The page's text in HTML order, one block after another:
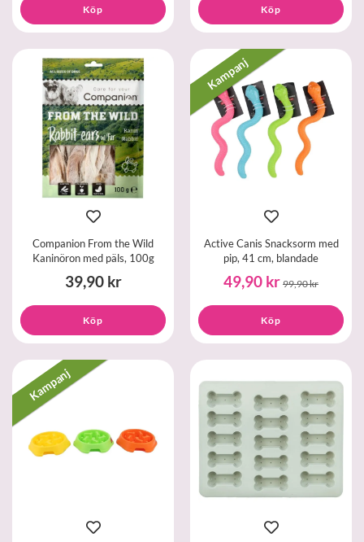
Köp Köp
Companion From the Wild
Kaninöron med päls, 100g
39,90 kr
Köp
Kampanj
Active Canis Snacksorm med
pip, 41 cm, blandade
49,90 kr 99,90 kr
Köp
Kampanj